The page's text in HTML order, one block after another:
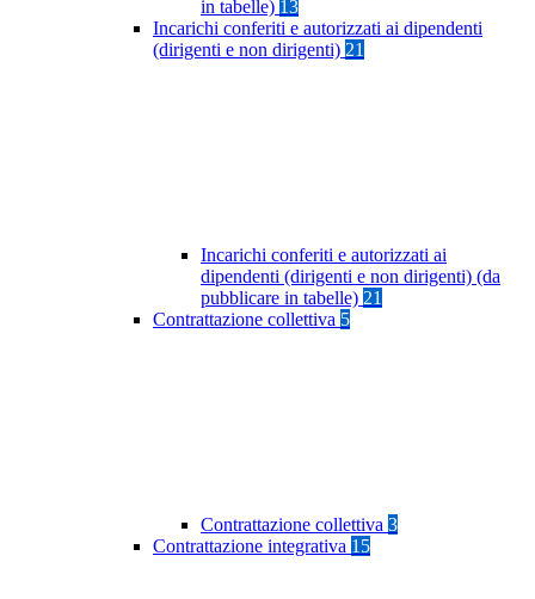
in tabelle) 13
Incarichi conferiti e autorizzati ai dipendenti
(dirigenti e non dirigenti) 21
Incarichi conferiti e autorizzati ai
dipendenti (dirigenti e non dirigenti) (da
pubblicare in tabelle) 21
Contrattazione collettiva 5
Contrattazione collettiva 3
Contrattazione integrativa 15